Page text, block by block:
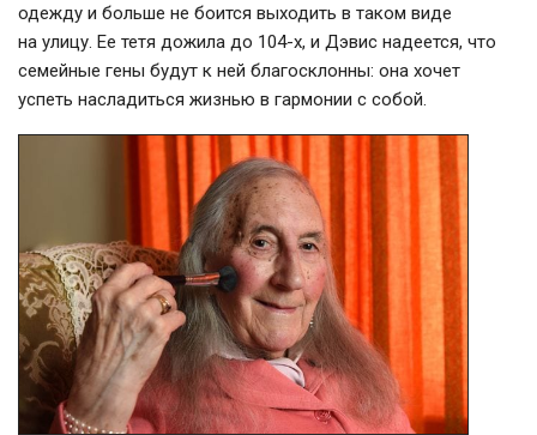
одежду и больше не боится выходить в таком виде
на улицу. Ее тетя дожила до 104-х, и Дэвис надеется, что
семейные гены будут к ней благосклонны: она хочет
успеть насладиться жизнью в гармонии с собой.